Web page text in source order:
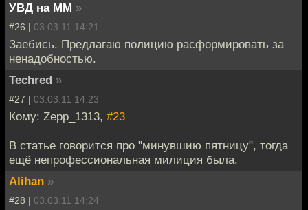
УВД на ММ »
#26 | 03.03.11 14:21
Заебись. Предлагаю полицию расформировать за
ненадобностью.
Techred »
#27 | 03.03.11 14:23
Кому: Zepp_1313, #23
В статье говорится про "минувшию пятницу", тогда
ещё непрофессиональная милиция была.
Alihan »
#28 | 03.03.11 14:24